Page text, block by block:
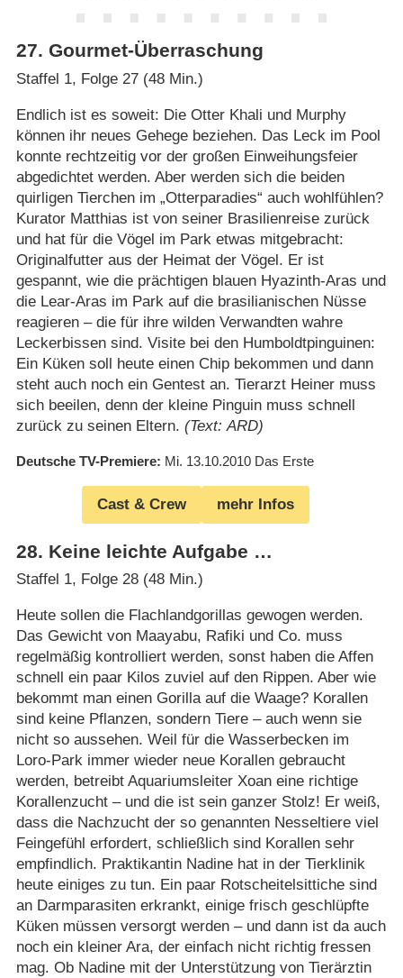
27. Gourmet-Überraschung
Staffel 1, Folge 27 (48 Min.)
Endlich ist es soweit: Die Otter Khali und Murphy
können ihr neues Gehege beziehen. Das Leck im Pool
konnte rechtzeitig vor der großen Einweihungsfeier
abgedichtet werden. Aber werden sich die beiden
quirligen Tierchen im „Otterparadies“ auch wohlfühlen?
Kurator Matthias ist von seiner Brasilienreise zurück
und hat für die Vögel im Park etwas mitgebracht:
Originalfutter aus der Heimat der Vögel. Er ist
gespannt, wie die prächtigen blauen Hyazinth-Aras und
die Lear-Aras im Park auf die brasilianischen Nüsse
reagieren – die für ihre wilden Verwandten wahre
Leckerbissen sind. Visite bei den Humboldtpinguinen:
Ein Küken soll heute einen Chip bekommen und dann
steht auch noch ein Gentest an. Tierarzt Heiner muss
sich beeilen, denn der kleine Pinguin muss schnell
zurück zu seinen Eltern. (Text: ARD)
Deutsche TV-Premiere Mi. 13.10.2010 Das Erste
Cast & Crew mehr Infos
28. Keine leichte Aufgabe …
Staffel 1, Folge 28 (48 Min.)
Heute sollen die Flachlandgorillas gewogen werden.
Das Gewicht von Maayabu, Rafiki und Co. muss
regelmäßig kontrolliert werden, sonst haben die Affen
schnell ein paar Kilos zuviel auf den Rippen. Aber wie
bekommt man einen Gorilla auf die Waage? Korallen
sind keine Pflanzen, sondern Tiere – auch wenn sie
nicht so aussehen. Weil für die Wasserbecken im
Loro-Park immer wieder neue Korallen gebraucht
werden, betreibt Aquariumsleiter Xoan eine richtige
Korallenzucht – und die ist sein ganzer Stolz! Er weiß,
dass die Nachzucht der so genannten Nesseltiere viel
Feingefühl erfordert, schließlich sind Korallen sehr
empfindlich. Praktikantin Nadine hat in der Tierklinik
heute einiges zu tun. Ein paar Rotscheitelsittiche sind
an Darmparasiten erkrankt, einige frisch geschlüpfte
Küken müssen versorgt werden – und dann ist da auch
noch ein kleiner Ara, der einfach nicht richtig fressen
mag. Ob Nadine mit der Unterstützung von Tierärztin